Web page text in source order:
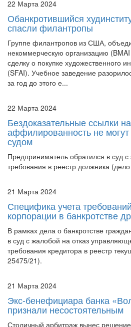
спасли филантропы
Группе филантропов из США,
некоммерческую организацию (BMAI
сделку о покупке художественного
(SFAI). Учебное заведение
за год до этого е...
22 Марта 2024
аффилированность не могут
судом
Предприниматель обратился в суд с
требования в реестр должника
21 Марта 2024
корпорации в банкротстве
В рамках дела о банкротстве
в суд с жалобой на отказ
требования кредитора в реестр
25475/21).
21 Марта 2024
признали несостоятельным
Столичный арбитраж вынес решение
Руслана Токарева. Он был
Кредит». Судебный акт принят 19